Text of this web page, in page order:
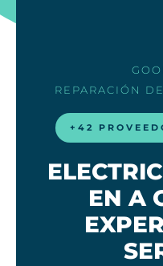
REPARACIÓN
+42
EN A